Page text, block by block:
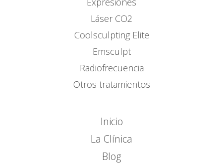
Láser CO2
Coolsculpting Elite
Emsculpt
Radiofrecuencia
Otros tratamientos
Inicio
La Clínica
Blog